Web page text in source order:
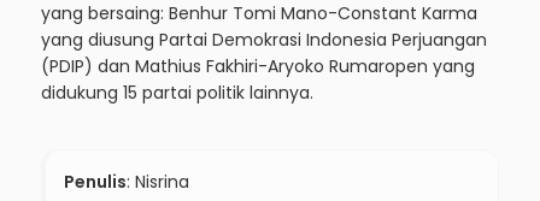
yang bersaing: Benhur Tomi Mano-Constant Karma
yang diusung Partai Demokrasi Indonesia Perjuangan
(PDIP) dan Mathius Fakhiri-Aryoko Rumaropen yang
didukung 15 partai politik lainnya.
Penulis: Nisrina